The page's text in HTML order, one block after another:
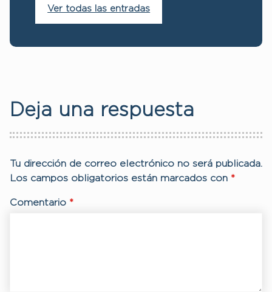
Ver todas las entradas
Deja una respuesta
Tu dirección de correo electrónico no será publicada.
Los campos obligatorios están marcados con *
Comentario *